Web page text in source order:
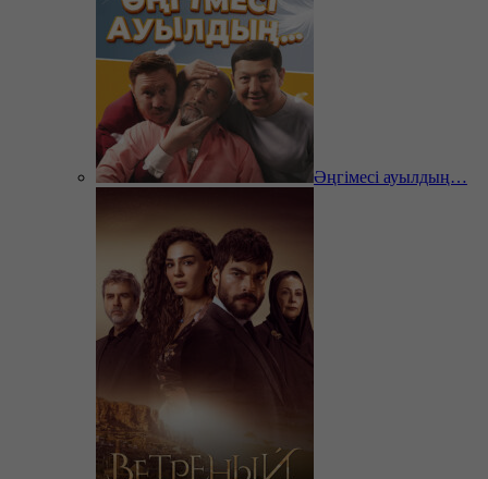
Әңгімесі ауылдың…